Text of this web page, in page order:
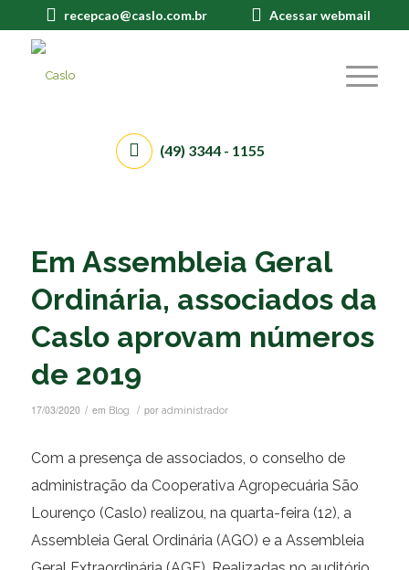
recepcao@caslo.com.br Acessar webmail
(49) 3344 - 1155
Em Assembleia Geral
Ordinária, associados da
Caslo aprovam números
de 2019
17/03/2020 / em Blog / por administrador
Com a presença de associados, o conselho de
administração da Cooperativa Agropecuária São
Lourenço (Caslo) realizou, na quarta-feira (12), a
Assembleia Geral Ordinária (AGO) e a Assembleia